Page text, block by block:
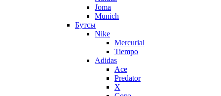
Joma
Munich
Бутсы
Nike
Mercurial
Tiempo
Adidas
Ace
Predator
X